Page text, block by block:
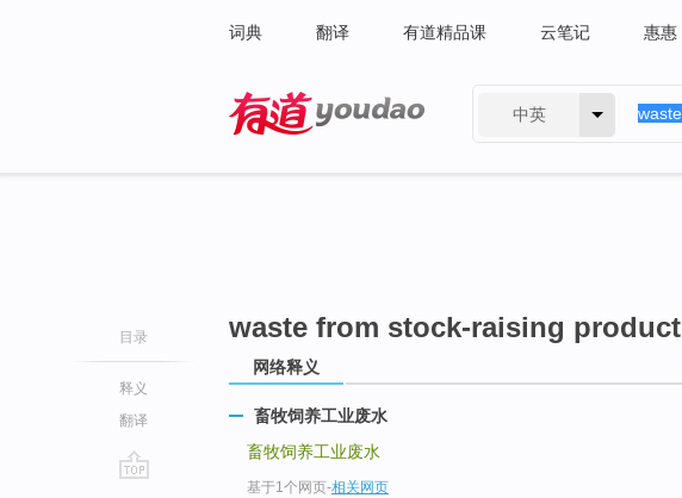
词典 翻译 有道精品课 云笔记 惠惠
中英
目录
释义
翻译
waste from stock-raising
网络释义
畜牧饲养工业废水
畜牧饲养工业废水
基于1个网页-相关网页